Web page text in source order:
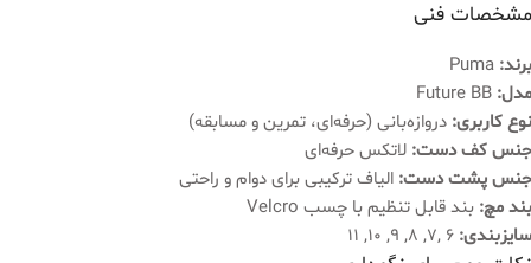
مشخصات فنی
برند:
مدل:
نوع کاربری: دروازه‌بانی (حرفه‌ای، تمرین و مسابقه)
جنس کف دست: لاتکس حرفه‌ای
جنس پشت دست: الیاف ترکیبی برای دوام و راحتی
بند مچ: بند قابل تنظیم با چسب Velcro
سایزبندی: